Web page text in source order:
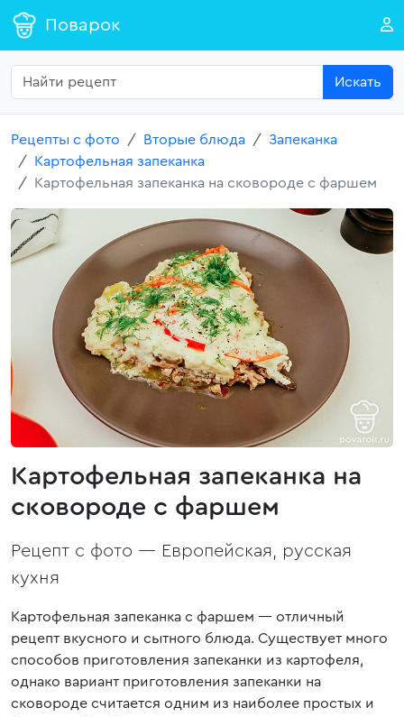
Поварок
Искать
Рецепты с фото Вторые блюда
Запеканка
Картофельная запеканка
Картофельная запеканка на сковороде с фаршем
Картофельная запеканка на
сковороде с фаршем
Рецепт с фото — Европейская, русская
кухня
Картофельная запеканка с фаршем — отличный
рецепт вкусного и сытного блюда. Существует много
способов приготовления запеканки из картофеля,
однако вариант приготовления запеканки на
сковороде считается одним из наиболее простых и